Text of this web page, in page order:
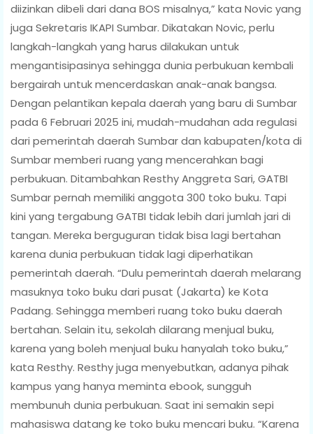
diizinkan dibeli dari dana BOS misalnya,” kata Novic yang
juga Sekretaris IKAPI Sumbar. Dikatakan Novic, perlu
langkah-langkah yang harus dilakukan untuk
mengantisipasinya sehingga dunia perbukuan kembali
bergairah untuk mencerdaskan anak-anak bangsa.
Dengan pelantikan kepala daerah yang baru di Sumbar
pada 6 Februari 2025 ini, mudah-mudahan ada regulasi
dari pemerintah daerah Sumbar dan kabupaten/kota di
Sumbar memberi ruang yang mencerahkan bagi
perbukuan. Ditambahkan Resthy Anggreta Sari, GATBI
Sumbar pernah memiliki anggota 300 toko buku. Tapi
kini yang tergabung GATBI tidak lebih dari jumlah jari di
tangan. Mereka berguguran tidak bisa lagi bertahan
karena dunia perbukuan tidak lagi diperhatikan
pemerintah daerah. “Dulu pemerintah daerah melarang
masuknya toko buku dari pusat (Jakarta) ke Kota
Padang. Sehingga memberi ruang toko buku daerah
bertahan. Selain itu, sekolah dilarang menjual buku,
karena yang boleh menjual buku hanyalah toko buku,”
kata Resthy. Resthy juga menyebutkan, adanya pihak
kampus yang hanya meminta ebook, sungguh
membunuh dunia perbukuan. Saat ini semakin sepi
mahasiswa datang ke toko buku mencari buku. “Karena